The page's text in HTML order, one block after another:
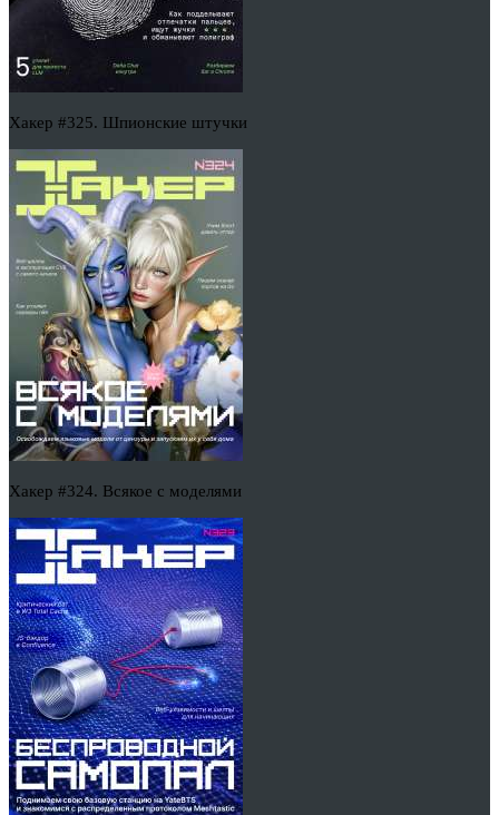
Хакер #325. Шпионские штучки
Хакер #324. Всякое с моделями